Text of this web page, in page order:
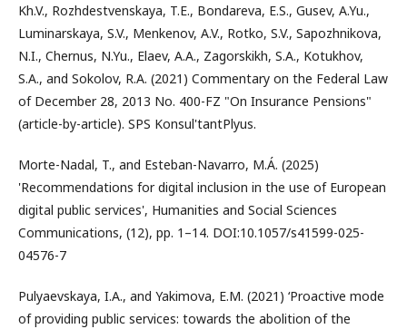
Kh.V., Rozhdestvenskaya, T.E., Bondareva, E.S., Gusev, A.Yu.,
Luminarskaya, S.V., Menkenov, A.V., Rotko, S.V., Sapozhnikova,
N.I., Chernus, N.Yu., Elaev, A.A., Zagorskikh, S.A., Kotukhov,
S.A., and Sokolov, R.A. (2021) Commentary on the Federal Law
of December 28, 2013 No. 400-FZ "On Insurance Pensions"
(article-by-article). SPS Konsul'tantPlyus.
Morte-Nadal, T., and Esteban-Navarro, M.Á. (2025)
'Recommendations for digital inclusion in the use of European
digital public services', Humanities and Social Sciences
Communications, (12), pp. 1–14. DOI:10.1057/s41599-025-
04576-7
Pulyaevskaya, I.A., and Yakimova, E.M. (2021) ‘Proactive mode
of providing public services: towards the abolition of the